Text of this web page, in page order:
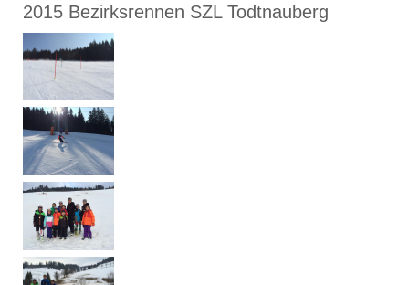
2015 Bezirksrennen SZL Todtnauberg